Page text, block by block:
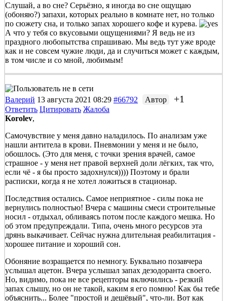
Слушай, а во сне? Серьёзно, я иногда во сне ощущаю
(обоняю?) запахи, которых реально в комнате нет, но только
по сюжету сна, и только запах хорошего кофе и курева.
А что у тебя со вкусовыми ощущениями? Я ведь не из
праздного любопытства спрашиваю. Мы ведь тут уже вроде
как и не совсем чужие люди, да и случиться может с каждым,
в том числе и со мной, любимым!
Валерий 13 августа 2021 08:29 #66792 Автор +1
Ответить Цитировать Жалоба
Korolev,
Самочувствие у меня давно наладилось. По анализам уже
нашли антитела в крови. Пневмонии у меня и не было,
обошлось. (Это для меня, с точки зрения врачей, самое
страшное - у меня нет правой верхней доли лёгких, так что,
если чё - я бы просто задохнулся)))) Поэтому и брали
расписки, когда я не хотел ложиться в стационар.
Последствия остались. Самое неприятное - силы пока не
вернулись полностью! Вчера с машины смеси строительные
носил - отдыхал, обливаясь потом после каждого мешка. Но
об этом предупреждали. Типа, очень много ресурсов эта
дрянь выкачивает. Сейчас нужна длительная реабилитация -
хорошее питание и хороший сон.
Обоняние возращается по немногу. Буквально позавчера
услышал ацетон. Вчера услышал запах дезодоранта своего.
Но, видимо, пока не все рецепторы включились - резкий
запах слышу, но он не такой, каким я его помню! Как бы тебе
объяснить... Более "простой и дешёвый", что-ли. Вот как